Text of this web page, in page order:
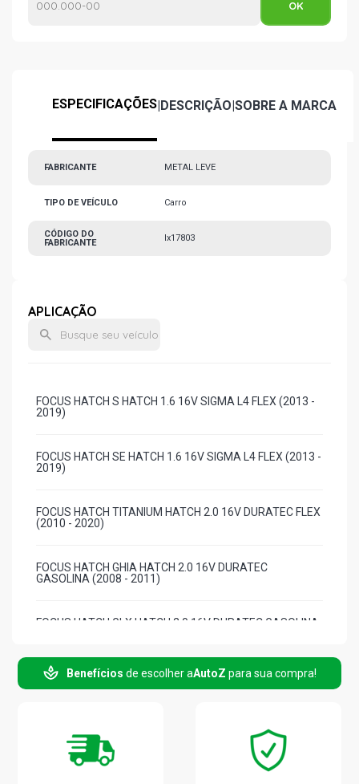
ESPECIFICAÇÕES|DESCRIÇÃO|SOBRE A MARCA
FABRICANTE METAL LEVE
TIPO DE VEÍCULO Carro
CÓDIGO DO
FABRICANTE
lx17803
APLICAÇÃO
FOCUS HATCH S HATCH 1.6 16V SIGMA L4 FLEX (2013 -
2019)
FOCUS HATCH SE HATCH 1.6 16V SIGMA L4 FLEX (2013 -
2019)
FOCUS HATCH TITANIUM HATCH 2.0 16V DURATEC FLEX
(2010 - 2020)
FOCUS HATCH GHIA HATCH 2.0 16V DURATEC
GASOLINA (2008 - 2011)
FOCUS HATCH GLX HATCH 2.0 16V DURATEC GASOLINA
FOCUS HATCH XR HATCH 2.0 16V DURATEC GASOLINA
(2008 - 2010)
FOCUS SEDAN GHIA SEDAN 2.0 16V ZETEC FLEX (2008 -
Benefícios de escolher aAutoZ para sua compra!